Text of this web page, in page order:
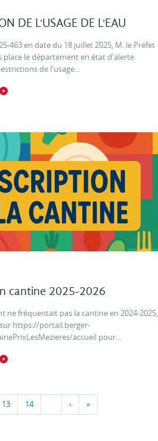
DE L'USAGE DE L'EAU
463 en date du 18 juillet 2025, M. le Préfet
place le département en état d'alerte
de l'usage...
cantine 2025-2026
ne fréquentait pas la cantine en 2024-2025,
https://portail.berger-
accueil pour...
13 14 … › »